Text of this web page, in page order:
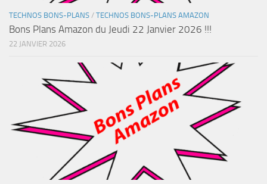
TECHNOS BONS-PLANS / TECHNOS BONS-PLANS AMAZON
Bons Plans Amazon du Jeudi 22 Janvier 2026 !!!
22 JANVIER 2026